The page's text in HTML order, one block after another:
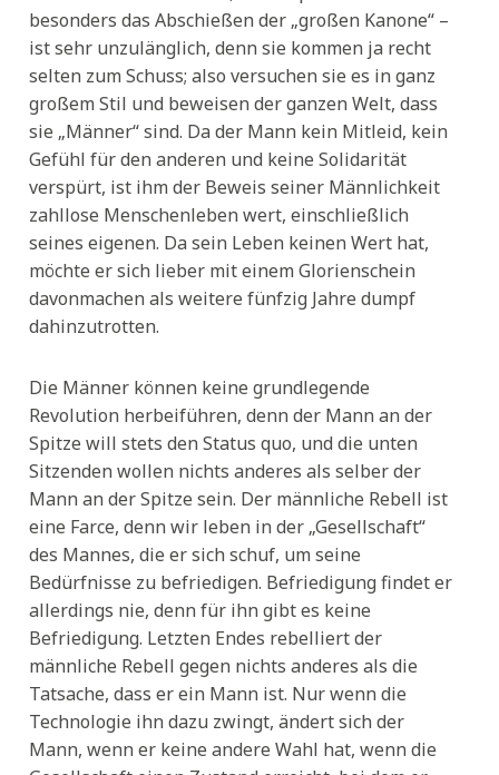
besonders das Abschießen der „großen Kanone“ –
ist sehr unzulänglich, denn sie kommen ja recht
selten zum Schuss; also versuchen sie es in ganz
großem Stil und beweisen der ganzen Welt, dass
sie „Männer“ sind. Da der Mann kein Mitleid, kein
Gefühl für den anderen und keine Solidarität
verspürt, ist ihm der Beweis seiner Männlichkeit
zahllose Menschenleben wert, einschließlich
seines eigenen. Da sein Leben keinen Wert hat,
möchte er sich lieber mit einem Glorienschein
davonmachen als weitere fünfzig Jahre dumpf
dahinzutrotten.
Die Männer können keine grundlegende
Revolution herbeiführen, denn der Mann an der
Spitze will stets den Status quo, und die unten
Sitzenden wollen nichts anderes als selber der
Mann an der Spitze sein. Der männliche Rebell ist
eine Farce, denn wir leben in der „Gesellschaft“
des Mannes, die er sich schuf, um seine
Bedürfnisse zu befriedigen. Befriedigung findet er
allerdings nie, denn für ihn gibt es keine
Befriedigung. Letzten Endes rebelliert der
männliche Rebell gegen nichts anderes als die
Tatsache, dass er ein Mann ist. Nur wenn die
Technologie ihn dazu zwingt, ändert sich der
Mann, wenn er keine andere Wahl hat, wenn die